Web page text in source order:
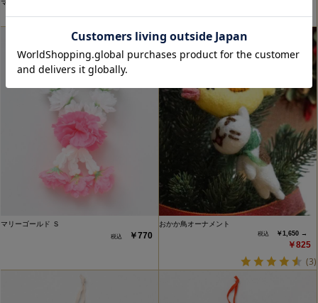
マリーゴールド Ｓ
￥770 ￥770
マリーゴールド Ｓ
￥770
おかか鳥オーナメント
￥1,650 →
￥825
(3)